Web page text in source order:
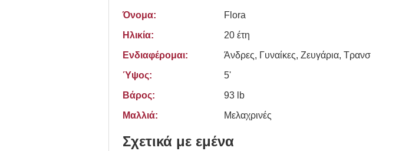
Όνομα:
Flora
Ηλικία:
20 έτη
Ενδιαφέρομαι:
Άνδρες, Γυναίκες, Zευγάρια, Τρανσ
Ύψος:
5'
Βάρος:
93 lb
Μαλλιά:
Μελαχρινές
Σχετικά με εμένα